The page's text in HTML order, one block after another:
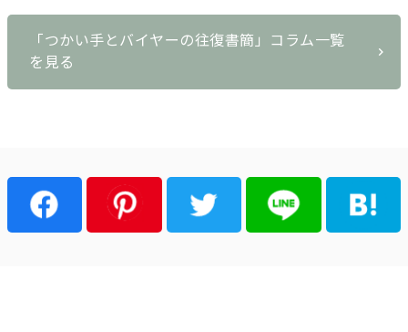
「つかい手とバイヤーの往復書簡」コラム一覧
を見る